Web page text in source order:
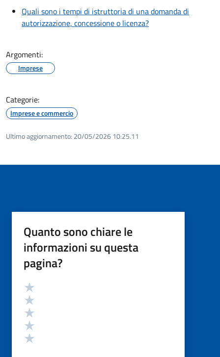
Quali sono i tempi di istruttoria di una domanda di
autorizzazione, concessione o licenza?
Argomenti:
Imprese
Categorie:
Imprese e commercio
Ultimo aggiornamento: 20/05/2026 10:25.11
Quanto sono chiare le
informazioni su questa
pagina?
Valutazione